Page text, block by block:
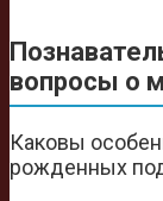
вопросы о
Каковы
рожденных